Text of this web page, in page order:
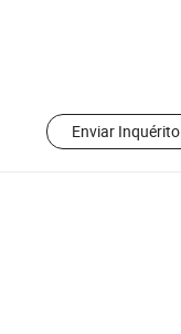
Enviar Inquérito